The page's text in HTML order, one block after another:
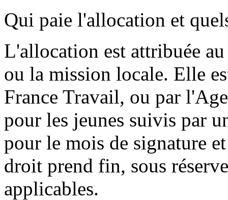
Qui paie l'allocation et
L'allocation est attribuée
ou la mission locale. Elle
France Travail, ou par
pour les jeunes suivis par
pour le mois de signature
droit prend fin, sous
applicables.